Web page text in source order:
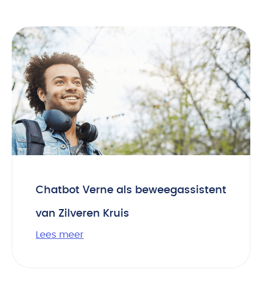
Chatbot Verne als beweegassistent
van Zilveren Kruis
Lees meer